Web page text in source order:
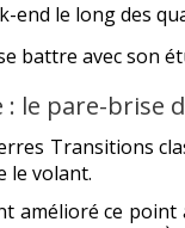
end le long des
battre avec son
le pare-brise
Transitions
le volant.
amélioré ce point